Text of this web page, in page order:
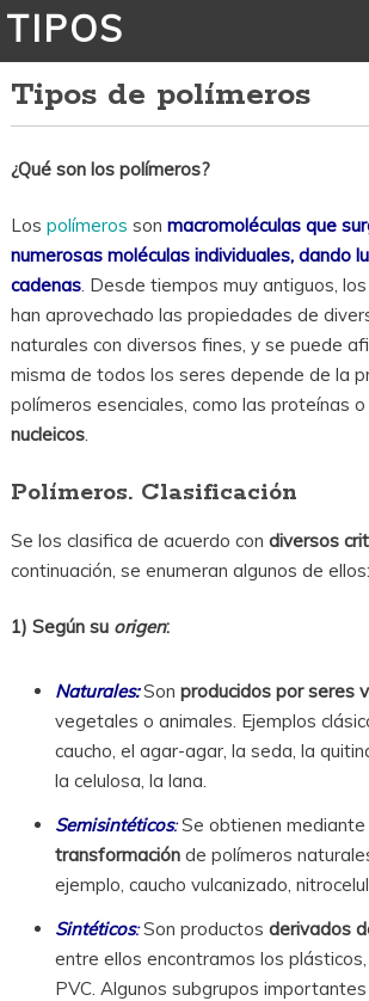
TIPOS
Tipos de polímeros
¿Qué son los polímeros?
Los polímeros son macromoléculas que
numerosas moléculas individuales, dando
cadenas. Desde tiempos muy antiguos,
han aprovechado las propiedades de
naturales con diversos fines, y se puede
misma de todos los seres depende de la
polímeros esenciales, como las proteínas o
nucleicos.
Polímeros. Clasificación
Se los clasifica de acuerdo con diversos
continuación, se enumeran algunos de ellos:
1) Según su origen:
Naturales: Sonproducidos por seres
vegetales o animales. Ejemplos
caucho, el agar-agar, la seda, la
la celulosa, la lana.
Semisintéticos:Se obtienen
transformación de polímeros
ejemplo, caucho vulcanizado,
Sintéticos:Son productos derivados
entre ellos encontramos los plásticos,
PVC. Algunos subgrupos